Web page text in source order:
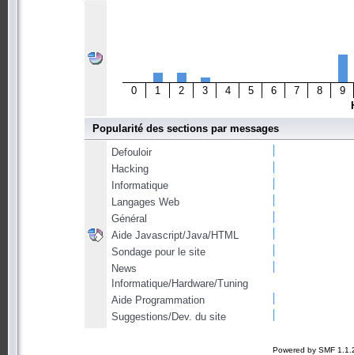
0 1 2 3 4 5 6 7 8
9
Popularité des sections par messages
Defouloir
Hacking
Informatique
Langages Web
Général
Aide Javascript/Java/HTML
Sondage pour le site
News
Informatique/Hardware/Tuning
Aide Programmation
Suggestions/Dev. du site
Powered by SMF